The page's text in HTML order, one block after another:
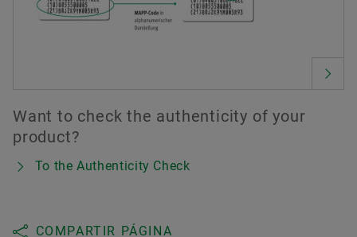
Want to check the authenticity of your
product?
To the Authenticity Check
COMPARTIR PÁGINA